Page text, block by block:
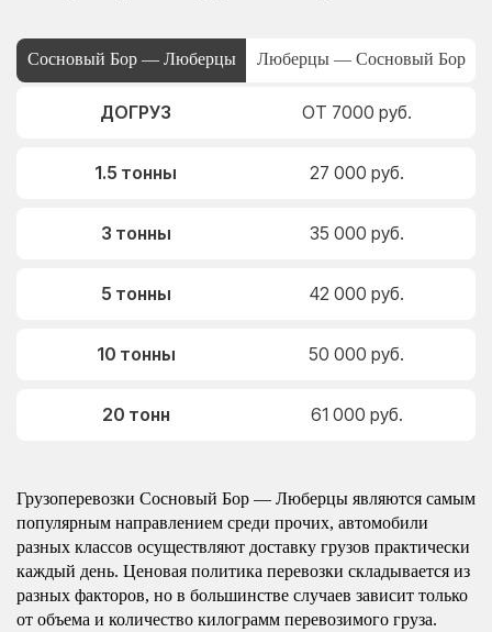
Сосновый Бор — Люберцы Люберцы — Сосновый Бор
ДОГРУЗ ОТ 7000 руб.
1.5 тонны 27 000 руб.
3 тонны 35 000 руб.
5 тонны 42 000 руб.
10 тонны 50 000 руб.
20 тонн 61 000 руб.
Грузоперевозки Сосновый Бор — Люберцы являются самым
популярным направлением среди прочих, автомобили
разных классов осуществляют доставку грузов практически
каждый день. Ценовая политика перевозки складывается из
разных факторов, но в большинстве случаев зависит только
от объема и количество килограмм перевозимого груза.